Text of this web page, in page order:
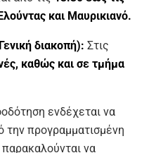
και Μαυρικιανό.
διακοπή): Στις
καθώς και σε τμήμα
ενδέχεται να
την προγραμματισμένη
να